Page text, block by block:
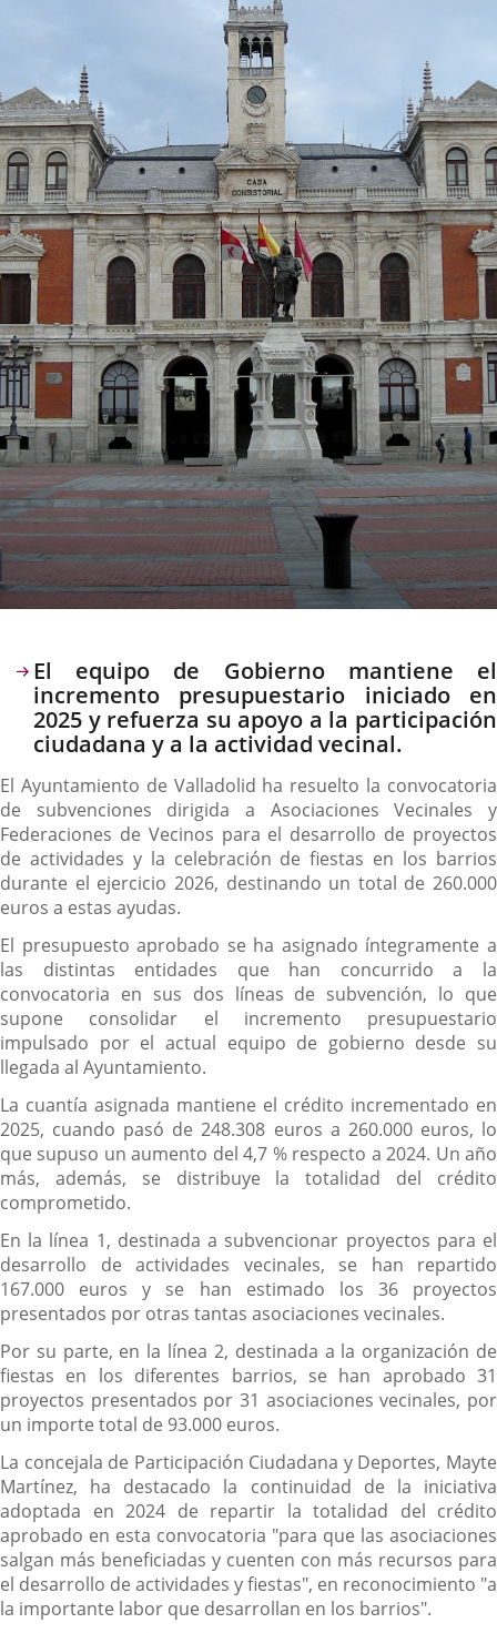
Descripción
El equipo de Gobierno mantiene el
incremento presupuestario iniciado en
2025 y refuerza su apoyo a la participación
ciudadana y a la actividad vecinal.
El Ayuntamiento de Valladolid ha resuelto la convocatoria
de subvenciones dirigida a Asociaciones Vecinales y
Federaciones de Vecinos para el desarrollo de proyectos
de actividades y la celebración de fiestas en los barrios
durante el ejercicio 2026, destinando un total de 260.000
euros a estas ayudas.
El presupuesto aprobado se ha asignado íntegramente a
las distintas entidades que han concurrido a la
convocatoria en sus dos líneas de subvención, lo que
supone consolidar el incremento presupuestario
impulsado por el actual equipo de gobierno desde su
llegada al Ayuntamiento.
La cuantía asignada mantiene el crédito incrementado en
2025, cuando pasó de 248.308 euros a 260.000 euros, lo
que supuso un aumento del 4,7 % respecto a 2024. Un año
más, además, se distribuye la totalidad del crédito
comprometido.
En la línea 1, destinada a subvencionar proyectos para el
desarrollo de actividades vecinales, se han repartido
167.000 euros y se han estimado los 36 proyectos
presentados por otras tantas asociaciones vecinales.
Por su parte, en la línea 2, destinada a la organización de
fiestas en los diferentes barrios, se han aprobado 31
proyectos presentados por 31 asociaciones vecinales, por
un importe total de 93.000 euros.
La concejala de Participación Ciudadana y Deportes, Mayte
Martínez, ha destacado la continuidad de la iniciativa
adoptada en 2024 de repartir la totalidad del crédito
aprobado en esta convocatoria "para que las asociaciones
salgan más beneficiadas y cuenten con más recursos para
el desarrollo de actividades y fiestas", en reconocimiento "a
la importante labor que desarrollan en los barrios".